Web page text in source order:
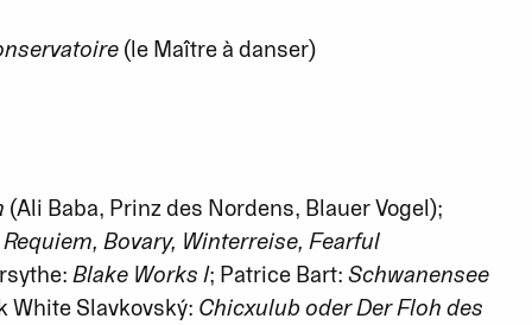
(le Maître à danser)
(Ali Baba, Prinz des Nordens, Blauer Vogel);
Bovary, Winterreise, Fearful
Blake Works I; Patrice Bart: Schwanensee
White Slavkovský: Chicxulub oder Der Floh des